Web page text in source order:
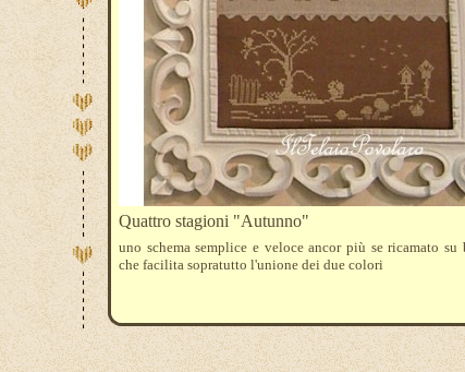
Quattro stagioni "Autunno"
uno schema semplice e veloce ancor più se ricamato
che facilita sopratutto l'unione dei due colori